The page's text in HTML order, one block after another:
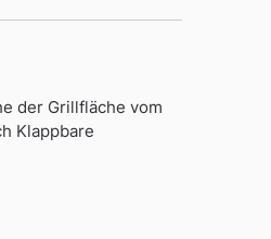
der Grillfläche vom
Klappbare